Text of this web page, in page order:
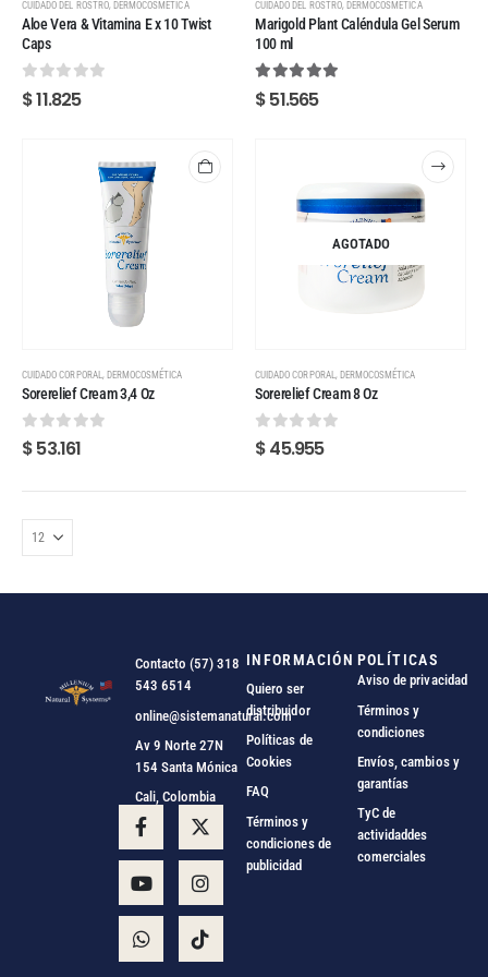
CUIDADO DEL ROSTRO,DERMOCOSMÉTICA
Aloe Vera & Vitamina E x 10 Twist
Caps
0 out of 5
$11.825
CUIDADO DEL ROSTRO,DERMOCOSMÉTICA
Marigold Plant Caléndula Gel Serum
100 ml
5.00out of 5
$51.565
CUIDADO CORPORAL ,DERMOCOSMÉTICA
Sorerelief Cream 3,4 Oz
0 out of 5
$53.161
AGOTADO
CUIDADO CORPORAL ,DERMOCOSMÉTICA
Sorerelief Cream 8 Oz
0 out of 5
$45.955
Contacto (57) 318
543 6514
online@sistemanatural.com
Av 9 Norte 27N
154 Santa Mónica
Cali, Colombia
INFORMACIÓN
Quiero ser
distribuidor
Políticas de
Cookies
FAQ
Términos y
condiciones de
publicidad
POLÍTICAS
Aviso de privacidad
Términos y
condiciones
Envíos, cambios y
garantías
TyC de
actividaddes
comerciales